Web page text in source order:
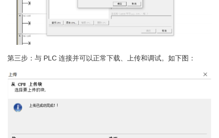
第三步：与 PLC 连接并可以正常下载、上传和调试。如下图：